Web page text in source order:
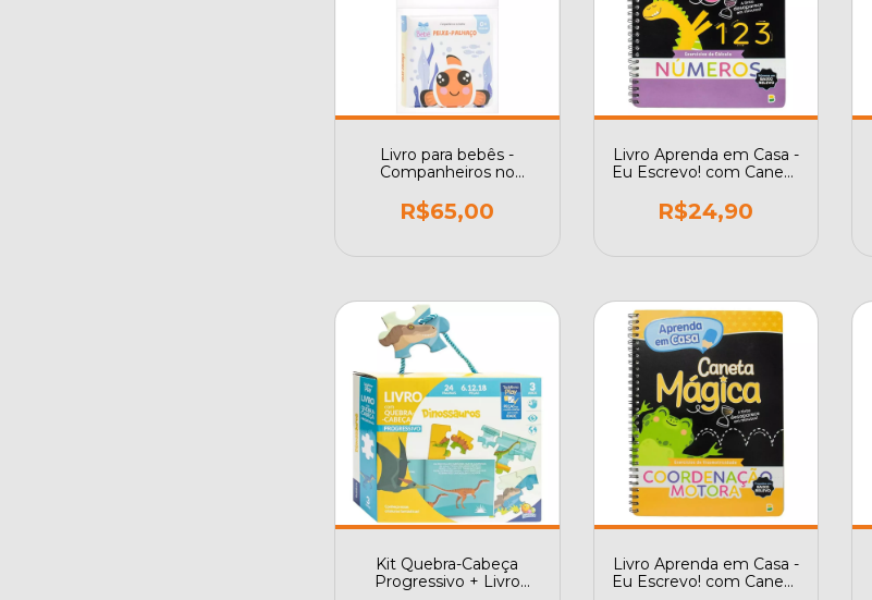
Livro para bebês -
Companheiros no
R$65,00
Livro Aprenda em Casa -
Eu Escrevo! com Caneta
R$24,90
Kit Quebra-Cabeça
Progressivo + Livro
Livro Aprenda em Casa -
Eu Escrevo! com Caneta